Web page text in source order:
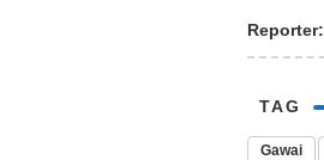
Reporter:
TAG
Gawai